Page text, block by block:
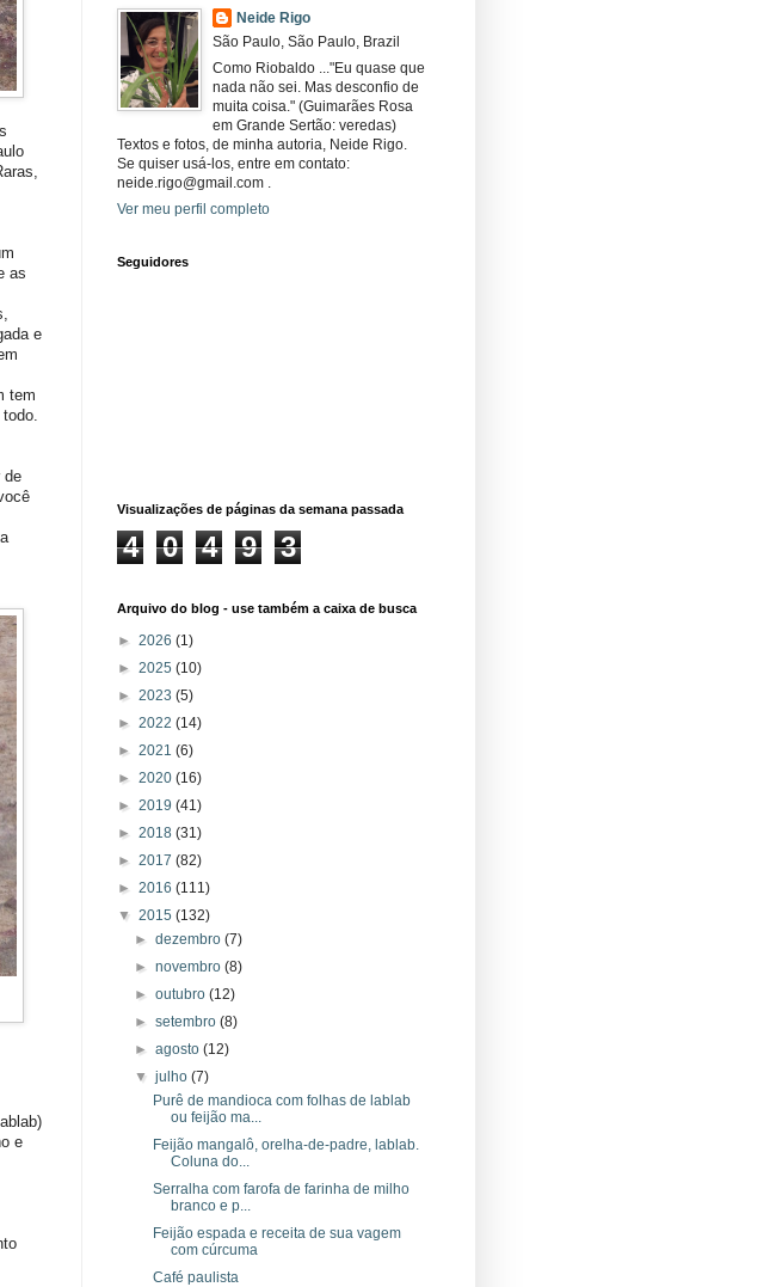
as
e
tem
de
e
Neide Rigo
São Paulo, São Paulo, Brazil
Como Riobaldo ..."Eu quase que
nada não sei. Mas desconfio de
muita coisa." (Guimarães Rosa
em Grande Sertão: veredas)
Textos e fotos, de minha autoria, Neide Rigo.
Se quiser usá-los, entre em contato:
neide.rigo@gmail.com .
Ver meu perfil completo
Seguidores
Visualizações de páginas da semana passada
4 0 4 9 3
Arquivo do blog - use também a caixa de busca
► 2026 (1)
► 2025 (10)
► 2023 (5)
► 2022 (14)
► 2021 (6)
► 2020 (16)
► 2019 (41)
► 2018 (31)
► 2017 (82)
► 2016 (111)
▼ 2015 (132)
►dezembro(7)
►novembro(8)
►outubro(12)
►setembro(8)
►agosto(12)
▼julho(7)
Purê de mandioca com folhas de lablab
ou feijão ma...
Feijão mangalô, orelha-de-padre, lablab.
Coluna do...
Serralha com farofa de farinha de milho
branco e p...
Feijão espada e receita de sua vagem
com cúrcuma
Café paulista